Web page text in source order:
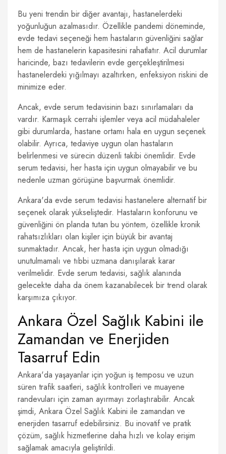
Bu yeni trendin bir diğer avantajı, hastanelerdeki
yoğunluğun azalmasıdır. Özellikle pandemi döneminde,
evde tedavi seçeneği hem hastaların güvenliğini sağlar
hem de hastanelerin kapasitesini rahatlatır. Acil durumlar
haricinde, bazı tedavilerin evde gerçekleştirilmesi
hastanelerdeki yığılmayı azaltırken, enfeksiyon riskini de
minimize eder.
Ancak, evde serum tedavisinin bazı sınırlamaları da
vardır. Karmaşık cerrahi işlemler veya acil müdahaleler
gibi durumlarda, hastane ortamı hala en uygun seçenek
olabilir. Ayrıca, tedaviye uygun olan hastaların
belirlenmesi ve sürecin düzenli takibi önemlidir. Evde
serum tedavisi, her hasta için uygun olmayabilir ve bu
nedenle uzman görüşüne başvurmak önemlidir.
Ankara'da evde serum tedavisi hastanelere alternatif bir
seçenek olarak yükseliştedir. Hastaların konforunu ve
güvenliğini ön planda tutan bu yöntem, özellikle kronik
rahatsızlıkları olan kişiler için büyük bir avantaj
sunmaktadır. Ancak, her hasta için uygun olmadığı
unutulmamalı ve tıbbi uzmana danışılarak karar
verilmelidir. Evde serum tedavisi, sağlık alanında
gelecekte daha da önem kazanabilecek bir trend olarak
karşımıza çıkıyor.
Ankara Özel Sağlık Kabini ile
Zamandan ve Enerjiden
Tasarruf Edin
Ankara'da yaşayanlar için yoğun iş temposu ve uzun
süren trafik saatleri, sağlık kontrolleri ve muayene
randevuları için zaman ayırmayı zorlaştırabilir. Ancak
şimdi, Ankara Özel Sağlık Kabini ile zamandan ve
enerjiden tasarruf edebilirsiniz. Bu inovatif ve pratik
çözüm, sağlık hizmetlerine daha hızlı ve kolay erişim
sağlamak amacıyla geliştirildi.